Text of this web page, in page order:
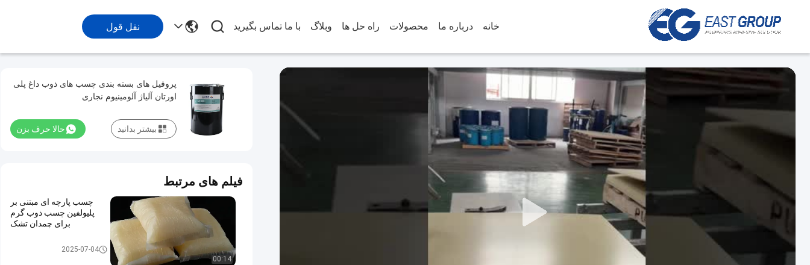
خانه درباره ما محصولات راه حل ها وبلاگ با ما تماس بگیرید نقل قول
پروفیل های بسته بندی چسب های ذوب داغ پلی
اورتان آلیاژ آلومینیوم نجاری
حالا حرف بزن بیشتر بدانید
فیلم های مرتبط
00:14
چسب پارچه ای مبتنی بر
پلیولفین چسب ذوب گرم
برای چمدان تشک
چسب ذوب داغ PUR2025-07-04